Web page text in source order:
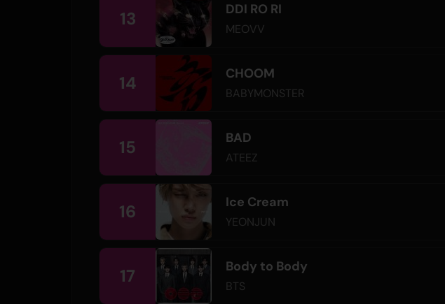
13 DDI RO RI
MEOVV
14 CHOOM
BABYMONSTER
15 BAD
ATEEZ
16 Ice Cream
YEONJUN
17 Body to Body
BTS